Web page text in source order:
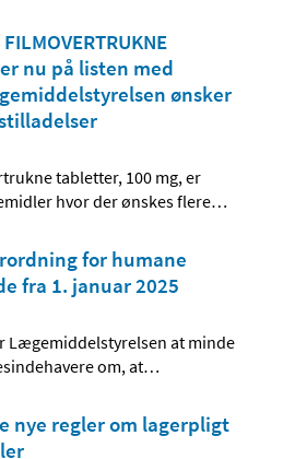
er nu på listen med
ønsker
tabletter, 100 mg, er
hvor der ønskes flere…
for humane
fra 1. januar 2025
Lægemiddelstyrelsen at minde
om, at…
nye regler om lagerpligt